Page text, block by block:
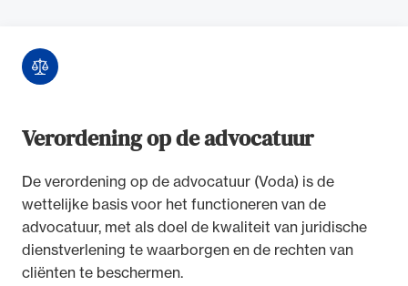
Verordening op de advocatuur
De verordening op de advocatuur (Voda) is de
wettelijke basis voor het functioneren van de
advocatuur, met als doel de kwaliteit van juridische
dienstverlening te waarborgen en de rechten van
cliënten te beschermen.